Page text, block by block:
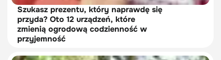
Szukasz prezentu, który naprawdę się
przyda? Oto 12 urządzeń, które
zmienią ogrodową codzienność w
przyjemność